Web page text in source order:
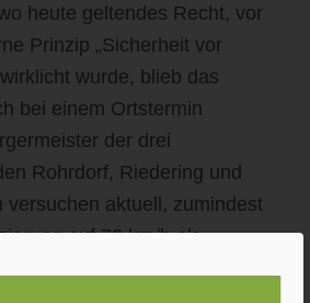
heute geltendes Recht, vor
Prinzip „Sicherheit vor
wurde, blieb das
bei einem Ortstermin
der drei
Rohrdorf, Riedering und
versuchen aktuell, zumindest
auf 70 km/h als